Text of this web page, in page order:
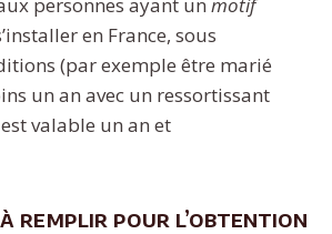
personnes ayant un motif
en France, sous
(par exemple être marié
un an avec un ressortissant
valable un an et
remplir pour l’obtention